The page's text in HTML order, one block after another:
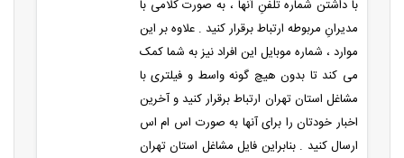
با داشتن شماره تلفنِ آنها ، به صورت کلامی با
مدیرانِ مربوطه ارتباط برقرار کنید . علاوه بر این
موارد ، شماره موبایل این افراد نیز به شما کمک
می کند تا بدون هیچ گونه واسط و فیلتری با
مشاغل استان تهران ارتباط برقرار کنید و آخرین
اخبار خودتان را برای آنها به صورت اس ام اس
ارسال کنید . بنابراین فایل مشاغل استان تهران